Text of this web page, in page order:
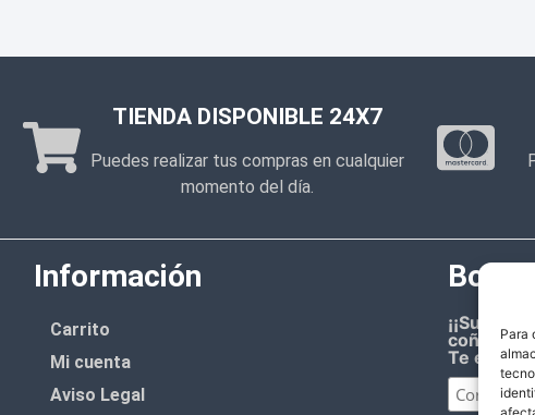
Para
TIENDA DISPONIBLE 24X7
Puedes realizar tus compras en cualquier
momento del día.
Información
Carrito
Mi cuenta
Aviso Legal
coñazo.!!
Te